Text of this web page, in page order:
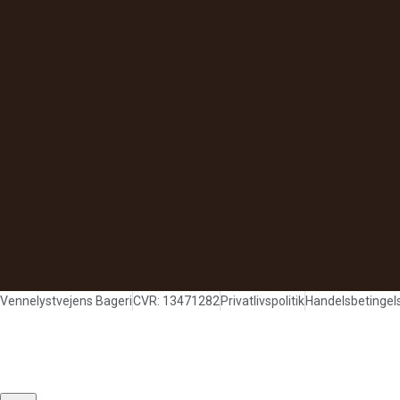
Vennelystvejens BageriCVR: 13471282 Privatlivspolitik